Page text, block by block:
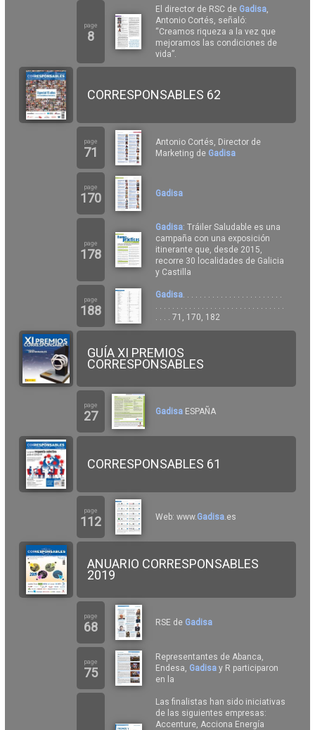
page
8
El director de RSC de Gadisa,
Antonio Cortés, señaló:
“Creamos riqueza a la vez que
mejoramos las condiciones de
vida”.
CORRESPONSABLES 62
page
71
Antonio Cortés, Director de
Marketing de Gadisa
page
170 Gadisa
page
178
Gadisa: Tráiler Saludable es una
campaña con una exposición
itinerante que, desde 2015,
recorre 30 localidades de Galicia
y Castilla
page
188
Gadisa. . . . . . . . . . . . . . . . . . . . . . . .
. . . . . . . . . . . . . . . . . . . . . . . . . . . . . . .
. . . . 71, 170, 182
GUÍA XI PREMIOS
CORRESPONSABLES
page
27 Gadisa ESPAÑA
CORRESPONSABLES 61
page
112 Web: www.Gadisa.es
ANUARIO CORRESPONSABLES
2019
page
68 RSE de Gadisa
page
75
Representantes de Abanca,
Endesa, Gadisa y R participaron
en la
Las finalistas han sido iniciativas
de las siguientes empresas:
Accenture, Acciona Energía